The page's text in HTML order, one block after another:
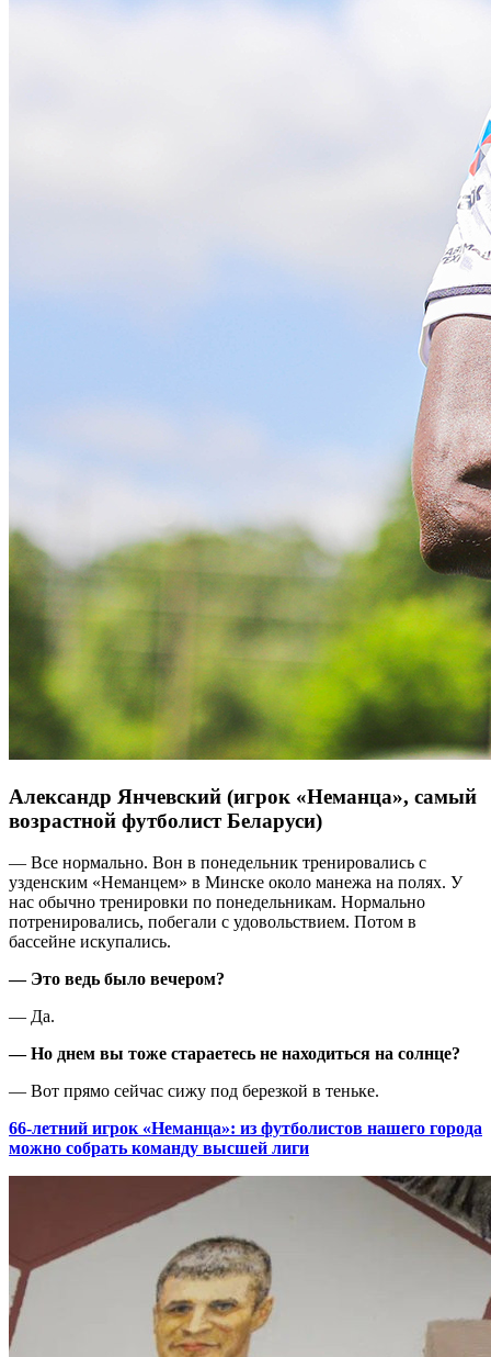
Александр Янчевский (игрок «Неманца», самый
возрастной футболист Беларуси)
— Все нормально. Вон в понедельник тренировались с
узденским «Неманцем» в Минске около манежа на полях. У
нас обычно тренировки по понедельникам. Нормально
потренировались, побегали с удовольствием. Потом в
бассейне искупались.
— Это ведь было вечером?
— Да.
— Но днем вы тоже стараетесь не находиться на солнце?
— Вот прямо сейчас сижу под березкой в теньке.
66-летний игрок «Неманца»: из футболистов нашего города
можно собрать команду высшей лиги